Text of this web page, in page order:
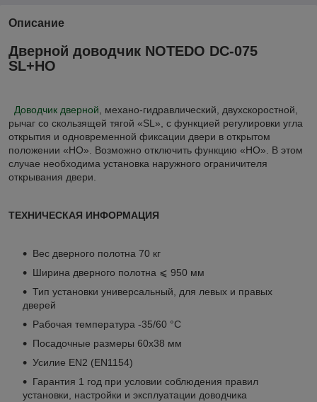
Описание
Дверной доводчик NOTEDO DC-075
SL+HO
Доводчик дверной, механо-гидравлический, двухскоростной,
рычаг со скользящей тягой «SL», с функцией регулировки угла
открытия и одновременной фиксации двери в открытом
положении «НО». Возможно отключить функцию «НО». В этом
случае необходима установка наружного ограничителя
открывания двери.
ТЕХНИЧЕСКАЯ ИНФОРМАЦИЯ
Вес дверного полотна 70 кг
Ширина дверного полотна ⩽ 950 мм
Тип установки универсальный, для левых и правых
дверей
Рабочая температура -35/60 °С
Посадочные размеры 60x38 мм
Усилие EN2 (EN1154)
Гарантия 1 год при условии соблюдения правил
установки, настройки и эксплуатации доводчика